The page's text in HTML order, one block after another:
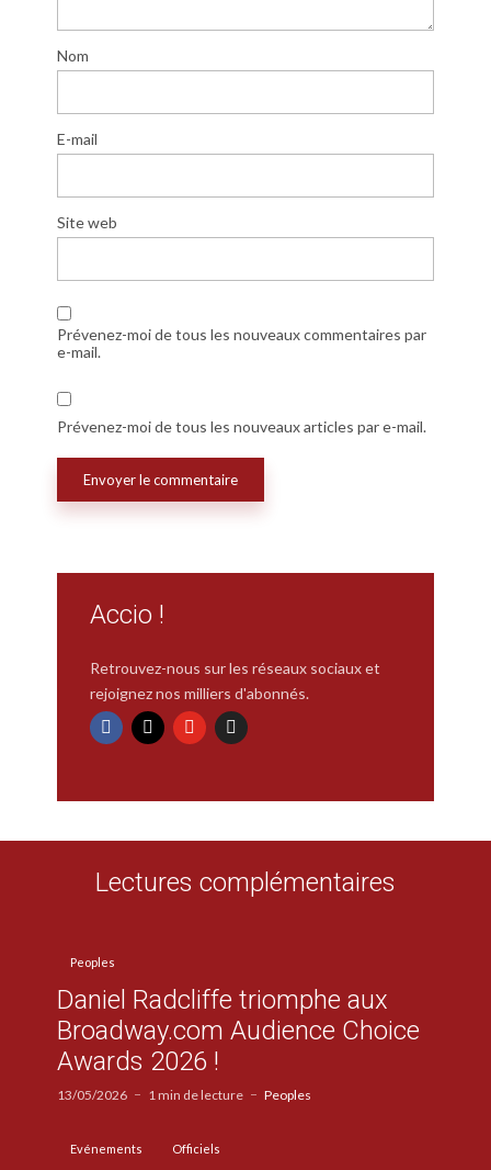
Nom
E-mail
Site web
Prévenez-moi de tous les nouveaux commentaires par
e-mail.
Prévenez-moi de tous les nouveaux articles par e-mail.
Accio !
Retrouvez-nous sur les réseaux sociaux et
rejoignez nos milliers d'abonnés.
Lectures complémentaires
Peoples
Daniel Radcliffe triomphe aux
Broadway.com Audience Choice
Awards 2026 !
13/05/2026 1 min de lecture Peoples
Evénements Officiels